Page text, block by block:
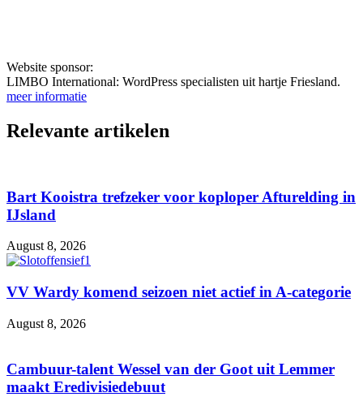
Website sponsor:
LIMBO International: WordPress specialisten uit hartje Friesland.
meer informatie
Relevante artikelen
Bart Kooistra trefzeker voor koploper Afturelding in
IJsland
August 8, 2026
VV Wardy komend seizoen niet actief in A-categorie
August 8, 2026
Cambuur-talent Wessel van der Goot uit Lemmer
maakt Eredivisiedebuut